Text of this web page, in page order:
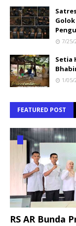
7/25/
Setia
1/05/
FEATURED POST
RS AR Bunda